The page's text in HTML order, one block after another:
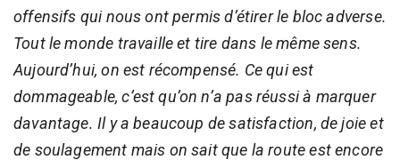
offensifs qui nous ont permis d’étirer le bloc adverse.
Tout le monde travaille et tire dans le même sens.
Aujourd’hui, on est récompensé. Ce qui est
dommageable, c’est qu’on n’a pas réussi à marquer
davantage. Il y a beaucoup de satisfaction, de joie et
de soulagement mais on sait que la route est encore